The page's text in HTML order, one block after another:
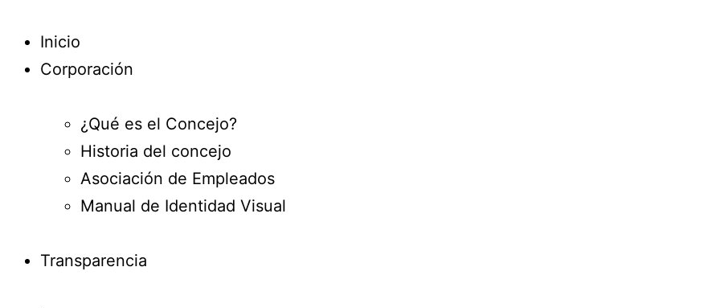
Inicio
Corporación
¿Qué es el Concejo?
Historia del concejo
Asociación de Empleados
Manual de Identidad Visual
Transparencia